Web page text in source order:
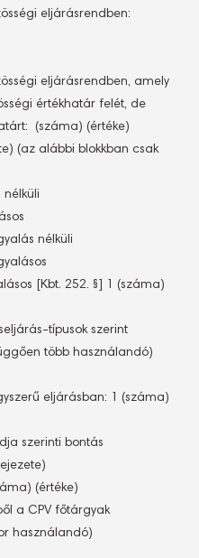
eljárásrendben: 
eljárásrendben, amely
értékhatár felét, de
 (száma) (értéke)
(az alábbi blokkban csak
nélküli
[Kbt. 252. §] 1 (száma)
típusok szerint
több használandó)
eljárásban: 1 (száma)
szerinti bontás
(száma) (értéke)
főtárgyak
használandó)